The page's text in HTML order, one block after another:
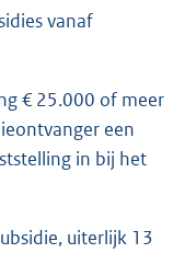
vanaf
€ 25.000 of meer
een
in bij het
uiterlijk 13